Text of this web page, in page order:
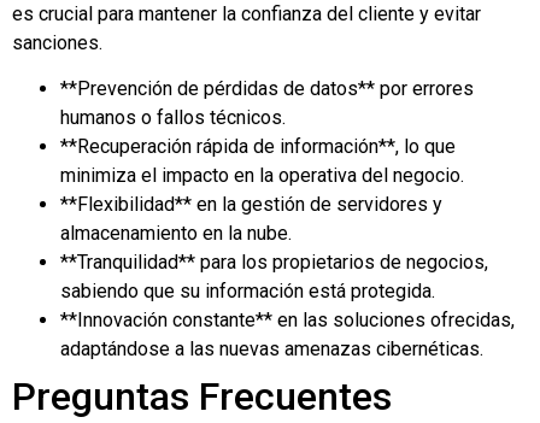
es crucial para mantener la confianza del cliente y evitar
sanciones.
**Prevención de pérdidas de datos** por errores
humanos o fallos técnicos.
**Recuperación rápida de información**, lo que
minimiza el impacto en la operativa del negocio.
**Flexibilidad** en la gestión de servidores y
almacenamiento en la nube.
**Tranquilidad** para los propietarios de negocios,
sabiendo que su información está protegida.
**Innovación constante** en las soluciones ofrecidas,
adaptándose a las nuevas amenazas cibernéticas.
Preguntas Frecuentes